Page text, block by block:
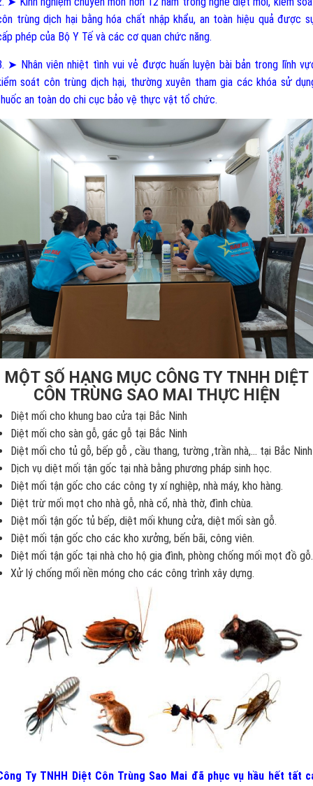
trùng dịch hại bằng hóa chất nhập khẩu, an toàn hiệu quả được
phép của Bộ Y Tế và các cơ quan chức năng.
➤ Nhân viên nhiệt tình vui vẻ được huấn luyện bài bản trong lĩnh
soát côn trùng dịch hại, thường xuyên tham gia các khóa sử
an toàn do chi cục bảo vệ thực vật tổ chức.
MỘT SỐ HẠNG MỤC CÔNG TY TNHH DIỆT
CÔN TRÙNG SAO MAI THỰC HIỆN
Diệt mối cho khung bao cửa tại Bắc Ninh
Diệt mối cho sàn gỗ, gác gỗ tại Bắc Ninh
Diệt mối cho tủ gỗ, bếp gỗ , cầu thang, tường ,trần nhà,... tại Bắc Ninh
Dịch vụ diệt mối tận gốc tại nhà bằng phương pháp sinh học.
Diệt mối tận gốc cho các công ty xí nghiệp, nhà máy, kho hàng.
Diệt trừ mối mọt cho nhà gỗ, nhà cổ, nhà thờ, đình chùa.
Diệt mối tận gốc tủ bếp, diệt mối khung cửa, diệt mối sàn gỗ.
Diệt mối tận gốc cho các kho xưởng, bến bãi, công viên.
Diệt mối tận gốc tại nhà cho hộ gia đình, phòng chống mối mọt đồ gỗ.
Xử lý chống mối nền móng cho các công trình xây dựng.
Ty TNHH Diệt Côn Trùng Sao Mai đã phục vụ hầu hết tất